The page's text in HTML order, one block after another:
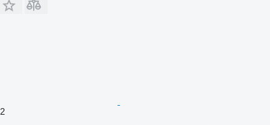
2